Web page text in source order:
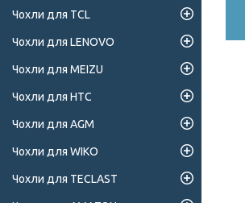
Чохли для TCL
Чохли для LENOVO
Чохли для MEIZU
Чохли для HTC
Чохли для AGM
Чохли для WIKO
Чохли для TECLAST